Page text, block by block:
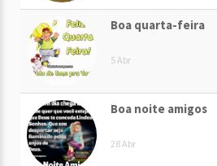
Boa quarta-feira
5 Abr
Boa noite amigos
28 Abr